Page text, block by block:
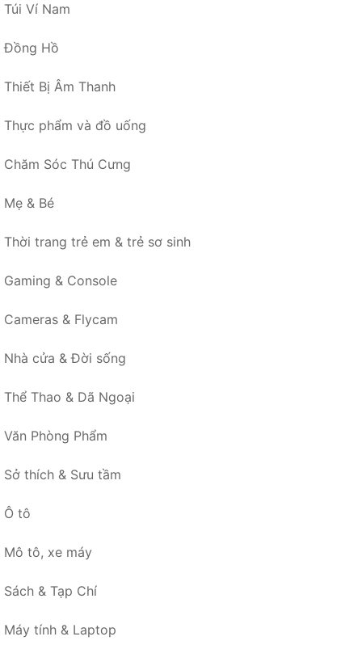
Túi Ví Nam
Đồng Hồ
Thiết Bị Âm Thanh
Thực phẩm và đồ uống
Chăm Sóc Thú Cưng
Mẹ & Bé
Thời trang trẻ em & trẻ sơ sinh
Gaming & Console
Cameras & Flycam
Nhà cửa & Đời sống
Thể Thao & Dã Ngoại
Văn Phòng Phẩm
Sở thích & Sưu tầm
Ô tô
Mô tô, xe máy
Sách & Tạp Chí
Máy tính & Laptop